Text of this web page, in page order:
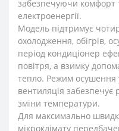
забезпечуючи
електроенергії.
Модель підтримує
охолодження, обігрів,
період кондиціонер
повітря, а взимку
тепло. Режим осушення
вентиляція забезпечує
зміни температури.
Для максимально
мікроклімату